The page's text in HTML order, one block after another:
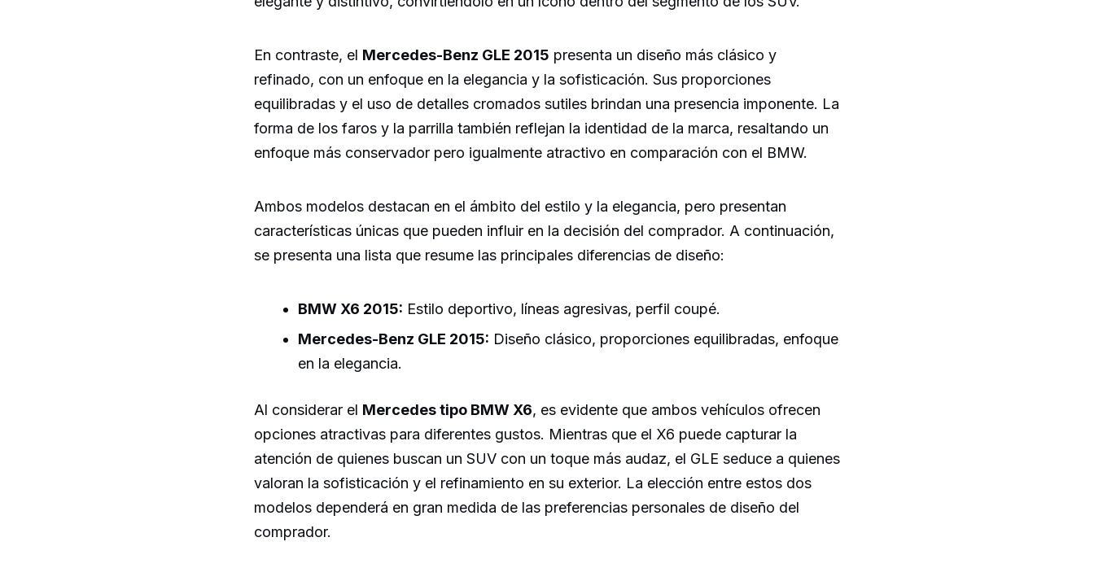
En contraste, el Mercedes-Benz GLE 2015 presenta un diseño más clásico y
refinado, con un enfoque en la elegancia y la sofisticación. Sus proporciones
equilibradas y el uso de detalles cromados sutiles brindan una presencia imponente. La
forma de los faros y la parrilla también reflejan la identidad de la marca, resaltando un
enfoque más conservador pero igualmente atractivo en comparación con el BMW.
Ambos modelos destacan en el ámbito del estilo y la elegancia, pero presentan
características únicas que pueden influir en la decisión del comprador. A continuación,
se presenta una lista que resume las principales diferencias de diseño:
BMW X6 2015: Estilo deportivo, líneas agresivas, perfil coupé.
Mercedes-Benz GLE 2015: Diseño clásico, proporciones equilibradas, enfoque
en la elegancia.
Al considerar el Mercedes tipo BMW X6, es evidente que ambos vehículos ofrecen
opciones atractivas para diferentes gustos. Mientras que el X6 puede capturar la
atención de quienes buscan un SUV con un toque más audaz, el GLE seduce a quienes
valoran la sofisticación y el refinamiento en su exterior. La elección entre estos dos
modelos dependerá en gran medida de las preferencias personales de diseño del
comprador.